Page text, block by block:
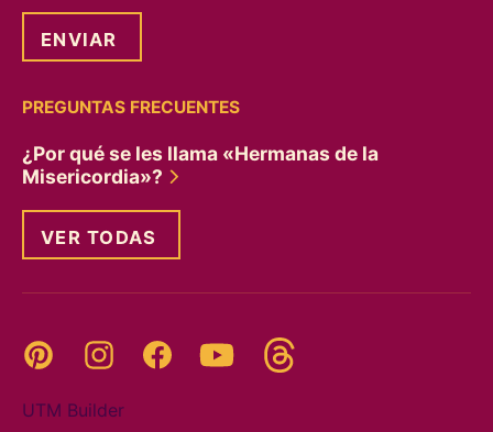
PREGUNTAS FRECUENTES
¿Por qué se les llama «Hermanas de la
Misericordia»?
VER TODAS
Pinterest InstagramFacebookYouTube
UTM Builder